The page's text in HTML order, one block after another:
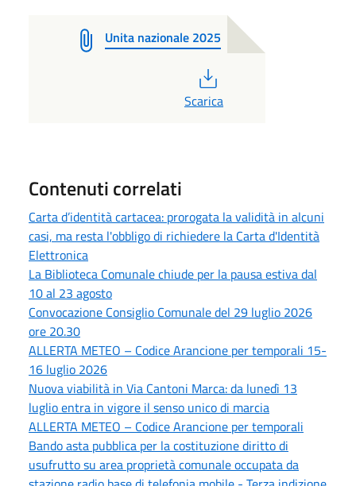
Unita nazionale 2025
Scarica
Contenuti correlati
Carta d’identità cartacea: prorogata la validità in alcuni
casi, ma resta l'obbligo di richiedere la Carta d'Identità
Elettronica
La Biblioteca Comunale chiude per la pausa estiva dal
10 al 23 agosto
Convocazione Consiglio Comunale del 29 luglio 2026
ore 20.30
ALLERTA METEO – Codice Arancione per temporali 15-
16 luglio 2026
Nuova viabilità in Via Cantoni Marca: da lunedì 13
luglio entra in vigore il senso unico di marcia
ALLERTA METEO – Codice Arancione per temporali
Bando asta pubblica per la costituzione diritto di
usufrutto su area proprietà comunale occupata da